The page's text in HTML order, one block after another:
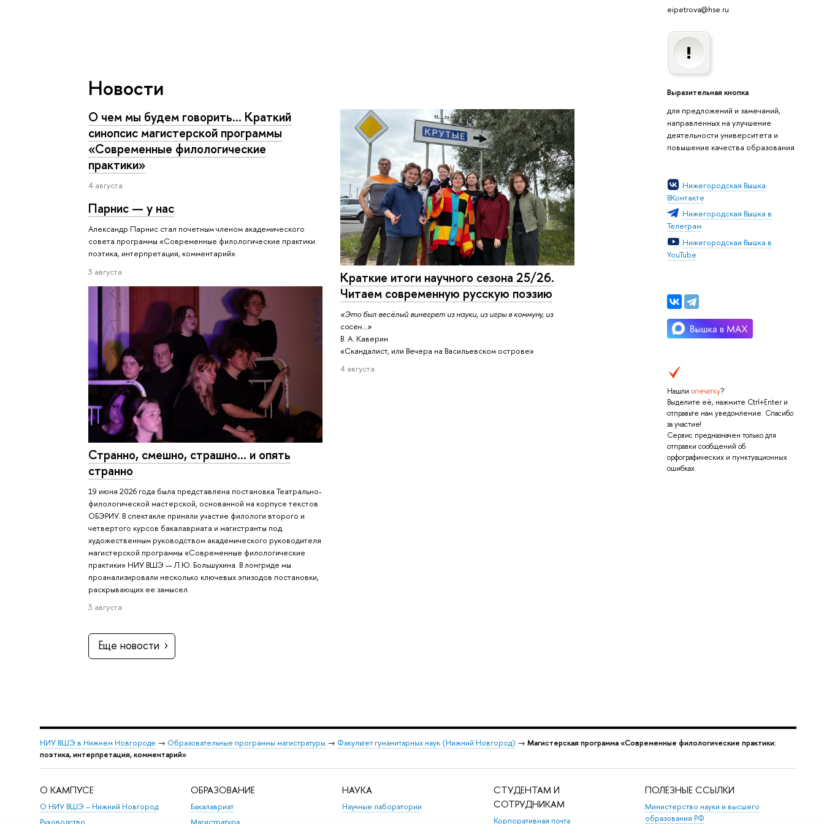
eipetrova@hse.ru
Выразительная кнопка
для предложений и замечаний,
направленных на улучшение
деятельности университета и
повышение качества образования
Нижегородская Вышка
ВКонтакте
Нижегородская Вышка в
Телеграм
Нижегородская Вышка в
YouTube
Нашли опечатку?
Выделите её, нажмите Ctrl+Enter и
отправьте нам уведомление. Спасибо
за участие!
Сервис предназначен только для
отправки сообщений об
орфографических и пунктуационных
ошибках.
Новости
О чем мы будем говорить... Краткий
синопсис магистерской программы
«Современные филологические
практики»
4 августа
Краткие итоги научного сезона 25/26.
Читаем современную русскую поэзию
«Это был весёлый винегрет из науки, из игры в коммуну, из
сосен...»
В. А. Каверин
«Скандалист, или Вечера на Васильевском острове»
4 августа
Парнис — у нас
Александр Парнис стал почетным членом академического
совета программы «Современные филологические практики:
поэтика, интерпретация, комментарий».
3 августа
Странно, смешно, страшно... и опять
странно
19 июня 2026 года была представлена постановка Театрально-
филологической мастерской, основанной на корпусе текстов
ОБЭРИУ. В спектакле приняли участие филологи второго и
четвертого курсов бакалавриата и магистранты под
художественным руководством академического руководителя
магистерской программы «Современные филологические
практики» НИУ ВШЭ — Л.Ю. Большухина. В лонгриде мы
проанализировали несколько ключевых эпизодов постановки,
раскрывающих ее замысел.
3 августа
Еще новости
НИУ ВШЭ в Нижнем Новгороде → Образовательные программы магистратуры → Факультет гуманитарных наук (Нижний Новгород) → Магистерская программа «Современные филологические практики:
поэтика, интерпретация, комментарий»
О КАМПУСЕ
О НИУ ВШЭ – Нижний Новгород
ОБРАЗОВАНИЕ
Бакалавриат
НАУКА
Научные лаборатории
СТУДЕНТАМ И
СОТРУДНИКАМ
Корпоративная почта
ПОЛЕЗНЫЕ ССЫЛКИ
Министерство науки и высшего
образования РФ